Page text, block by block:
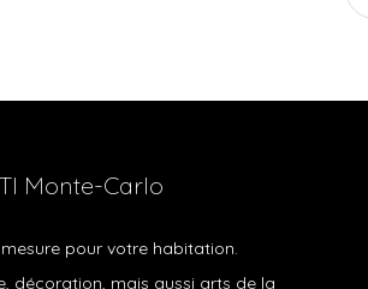
Monte-Carlo
mesure pour votre habitation.
décoration, mais aussi arts de la